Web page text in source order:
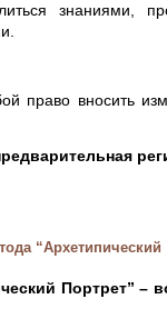
знаниями,
право вносить
Портрет” –